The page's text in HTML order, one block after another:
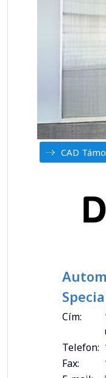
CAD
Cím:
Telefon:
Fax: